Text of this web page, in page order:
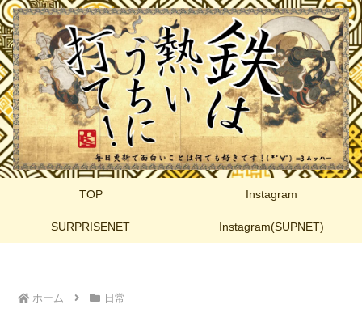
TOP Instagram
SURPRISENET Instagram(SUPNET)
ホーム 日常